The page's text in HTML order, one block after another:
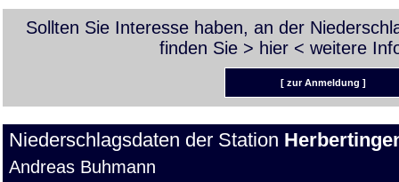
Sollten Sie Interesse haben, an der
finden Sie > hier < weitere
[ zur Anmeldung ]
Niederschlagsdaten der Station
Andreas Buhmann